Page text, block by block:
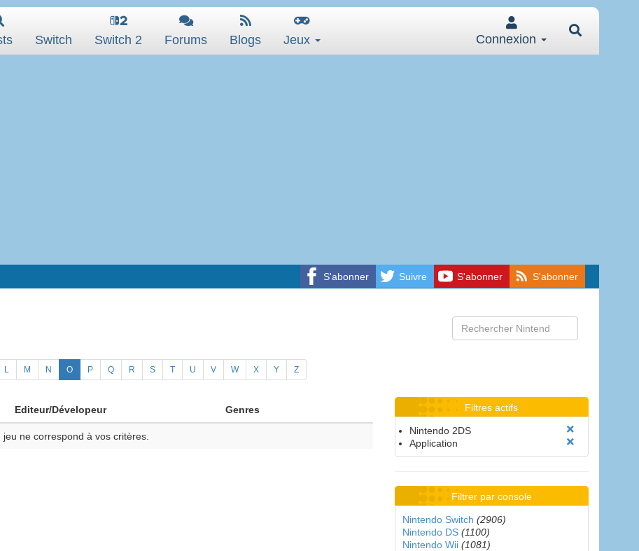
Switch Switch 2 Forums Blogs Jeux Connexion
S'abonner Suivre S'abonner S'abonner
L M N O P Q R S T U V W X Y Z
Editeur/Dévelopeur Genres
jeu ne correspond à vos critères.
Filtres actifs
Nintendo 2DS
Application
Filtrer par console
Nintendo Switch (2906)
Nintendo DS (1100)
Nintendo Wii (1081)